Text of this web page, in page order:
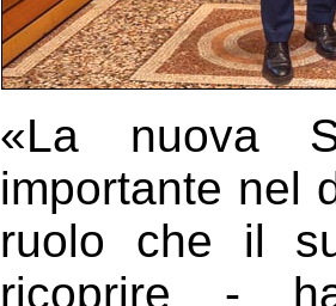
«La nuova
importante nel
ruolo che il
ricoprire -